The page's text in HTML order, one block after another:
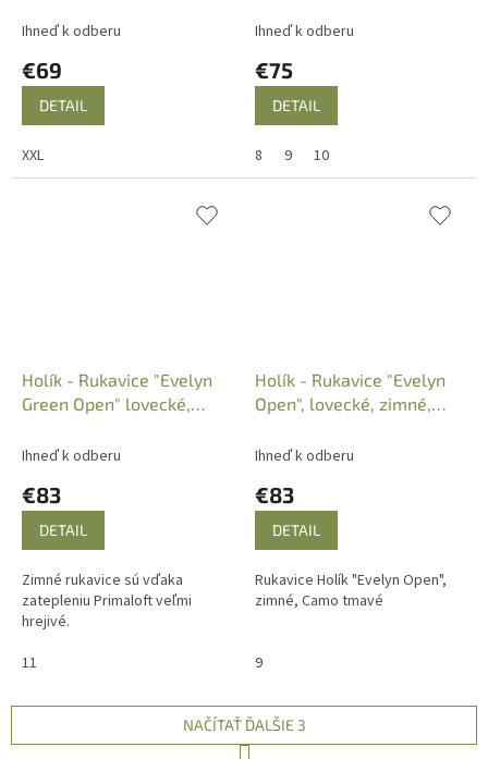
Ihneď k odberu
€69
DETAIL
XXL
Ihneď k odberu
€75
DETAIL
8 9 10
Holík - Rukavice "Evelyn
Green Open" lovecké,
Ihneď k odberu
€83
DETAIL
Zimné rukavice sú vďaka
zatepleniu Primaloft veľmi
hrejivé.
11
Holík - Rukavice "Evelyn
Open", lovecké, zimné,
Ihneď k odberu
€83
DETAIL
Rukavice Holík "Evelyn Open",
zimné, Camo tmavé
9
NAČÍTAŤ ĎALŠIE 3